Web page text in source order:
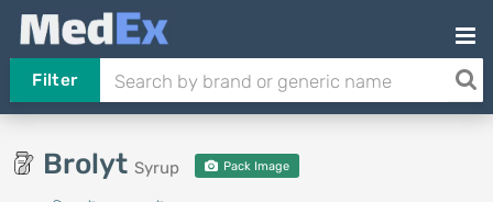
Filter
Brolyt Syrup Pack Image